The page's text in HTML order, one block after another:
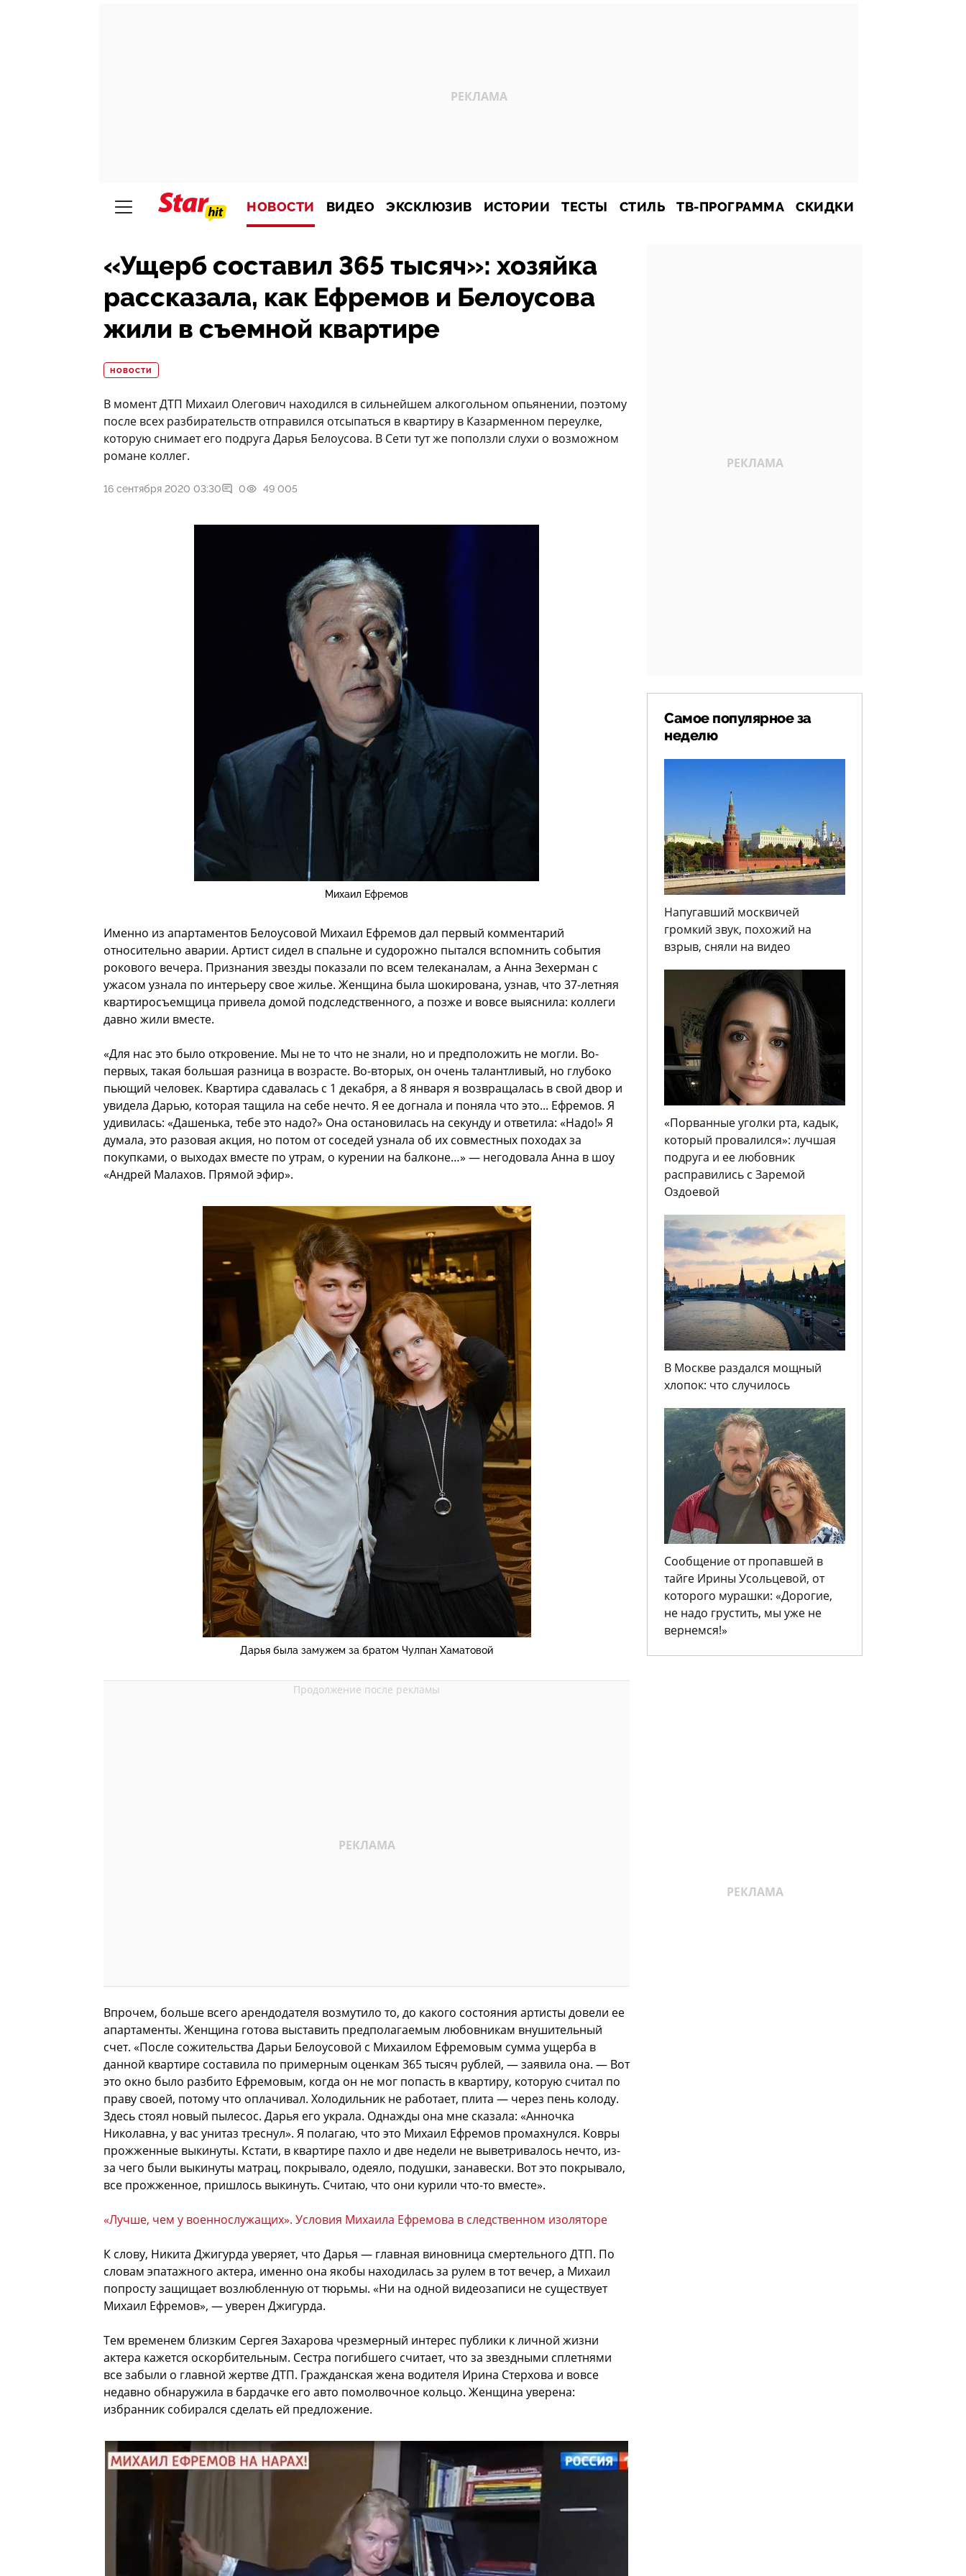
НОВОСТИ ВИДЕО ЭКСКЛЮЗИВ ИСТОРИИ ТЕСТЫ СТИЛЬ ТВ-ПРОГРАММА СКИДКИ
«Ущерб составил 365 тысяч»: хозяйка
рассказала, как Ефремов и Белоусова
жили в съемной квартире
НОВОСТИ
В момент ДТП Михаил Олегович находился в сильнейшем алкогольном опьянении, поэтому
после всех разбирательств отправился отсыпаться в квартиру в Казарменном переулке,
которую снимает его подруга Дарья Белоусова. В Сети тут же поползли слухи о возможном
романе коллег.
16 сентября 2020 03:30 0 49 005
Михаил Ефремов
Именно из апартаментов Белоусовой Михаил Ефремов дал первый комментарий
относительно аварии. Артист сидел в спальне и судорожно пытался вспомнить события
рокового вечера. Признания звезды показали по всем телеканалам, а Анна Зехерман с
ужасом узнала по интерьеру свое жилье. Женщина была шокирована, узнав, что 37-летняя
квартиросъемщица привела домой подследственного, а позже и вовсе выяснила: коллеги
давно жили вместе.
«Для нас это было откровение. Мы не то что не знали, но и предположить не могли. Во-
первых, такая большая разница в возрасте. Во-вторых, он очень талантливый, но глубоко
пьющий человек. Квартира сдавалась с 1 декабря, а 8 января я возвращалась в свой двор и
увидела Дарью, которая тащила на себе нечто. Я ее догнала и поняла что это... Ефремов. Я
удивилась: «Дашенька, тебе это надо?» Она остановилась на секунду и ответила: «Надо!» Я
думала, это разовая акция, но потом от соседей узнала об их совместных походах за
покупками, о выходах вместе по утрам, о курении на балконе…» — негодовала Анна в шоу
«Андрей Малахов. Прямой эфир».
Дарья была замужем за братом Чулпан Хаматовой
Впрочем, больше всего арендодателя возмутило то, до какого состояния артисты довели ее
апартаменты. Женщина готова выставить предполагаемым любовникам внушительный
счет. «После сожительства Дарьи Белоусовой с Михаилом Ефремовым сумма ущерба в
данной квартире составила по примерным оценкам 365 тысяч рублей, — заявила она. — Вот
это окно было разбито Ефремовым, когда он не мог попасть в квартиру, которую считал по
праву своей, потому что оплачивал. Холодильник не работает, плита — через пень колоду.
Здесь стоял новый пылесос. Дарья его украла. Однажды она мне сказала: «Анночка
Николавна, у вас унитаз треснул». Я полагаю, что это Михаил Ефремов промахнулся. Ковры
прожженные выкинуты. Кстати, в квартире пахло и две недели не выветривалось нечто, из-
за чего были выкинуты матрац, покрывало, одеяло, подушки, занавески. Вот это покрывало,
все прожженное, пришлось выкинуть. Считаю, что они курили что-то вместе».
«Лучше, чем у военнослужащих». Условия Михаила Ефремова в следственном изоляторе
К слову, Никита Джигурда уверяет, что Дарья — главная виновница смертельного ДТП. По
словам эпатажного актера, именно она якобы находилась за рулем в тот вечер, а Михаил
попросту защищает возлюбленную от тюрьмы. «Ни на одной видеозаписи не существует
Михаил Ефремов», — уверен Джигурда.
Тем временем близким Сергея Захарова чрезмерный интерес публики к личной жизни
актера кажется оскорбительным. Сестра погибшего считает, что за звездными сплетнями
все забыли о главной жертве ДТП. Гражданская жена водителя Ирина Стерхова и вовсе
недавно обнаружила в бардачке его авто помолвочное кольцо. Женщина уверена:
избранник собирался сделать ей предложение.
Самое популярное за
неделю
Напугавший москвичей
громкий звук, похожий на
взрыв, сняли на видео
«Порванные уголки рта, кадык,
который провалился»: лучшая
подруга и ее любовник
расправились с Заремой
Оздоевой
В Москве раздался мощный
хлопок: что случилось
Сообщение от пропавшей в
тайге Ирины Усольцевой, от
которого мурашки: «Дорогие,
не надо грустить, мы уже не
вернемся!»